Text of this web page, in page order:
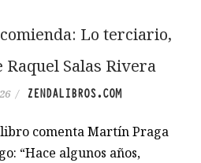
Lo terciario,
Raquel Salas Rivera
/ ZENDALIBROS.COM
libro comenta Martín Praga
“Hace algunos años,